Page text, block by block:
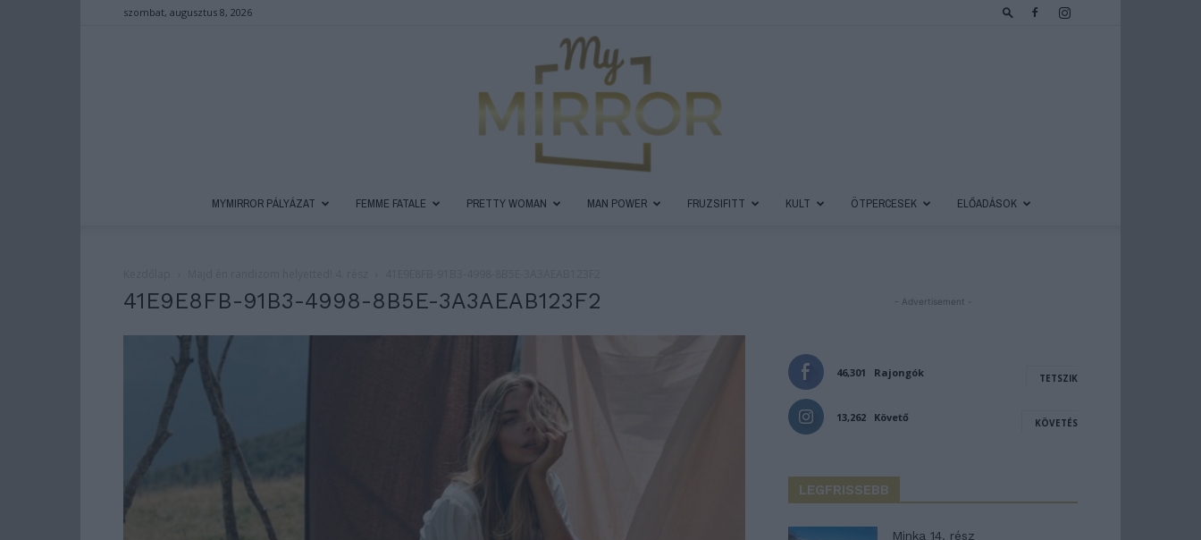
szombat, augusztus 8, 2026
MYMIRROR PÁLYÁZAT FEMME FATALE PRETTY WOMAN MAN POWER FRUZSIFITT KULT ÖTPERCESEK ELŐADÁSOK
41E9E8FB-91B3-4998-8B5E-3A3AEAB123F2 - Advertisement -
46,301 Rajongók TETSZIK
13,262 Követő KÖVETÉS
LEGFRISSEBB
Minka 14. rész